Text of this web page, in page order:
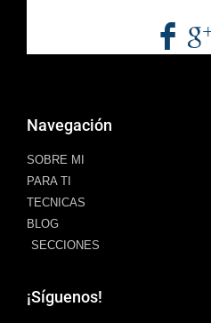
Navegación
SOBRE MI
PARA TI
TECNICAS
BLOG
SECCIONES
¡Síguenos!